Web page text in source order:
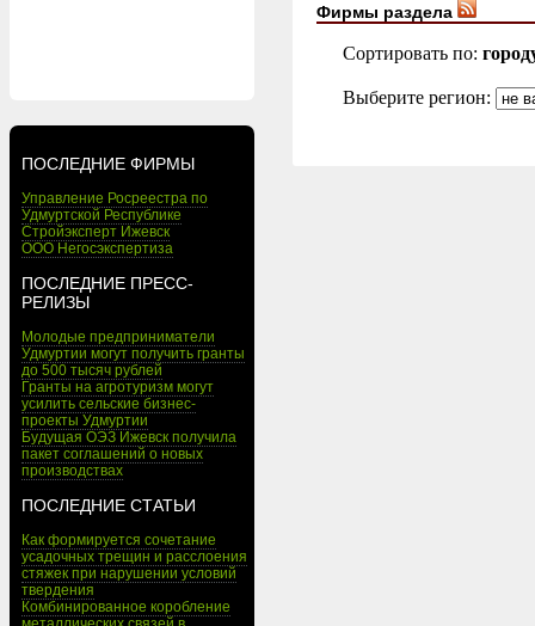
ПОСЛЕДНИЕ ФИРМЫ
Управление Росреестра по
Удмуртской Республике
Стройэксперт Ижевск
ООО Негосэкспертиза
ПОСЛЕДНИЕ ПРЕСС-
РЕЛИЗЫ
Молодые предприниматели
Удмуртии могут получить гранты
до 500 тысяч рублей
Гранты на агротуризм могут
усилить сельские бизнес-
проекты Удмуртии
Будущая ОЭЗ Ижевск получила
пакет соглашений о новых
производствах
ПОСЛЕДНИЕ СТАТЬИ
Как формируется сочетание
усадочных трещин и расслоения
стяжек при нарушении условий
твердения
Комбинированное коробление
Фирмы раздела
Сортировать по:
Выберите регион: